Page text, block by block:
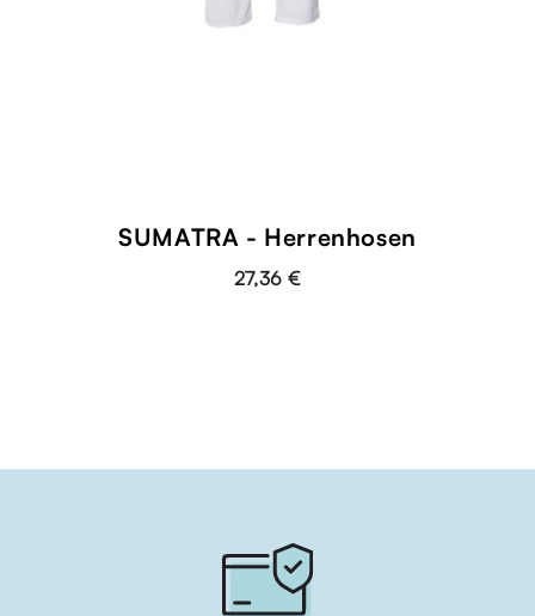
SUMATRA - Herrenhosen
27,36 €